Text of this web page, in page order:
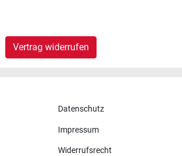
Vertrag widerrufen
Datenschutz
Impressum
Widerrufsrecht